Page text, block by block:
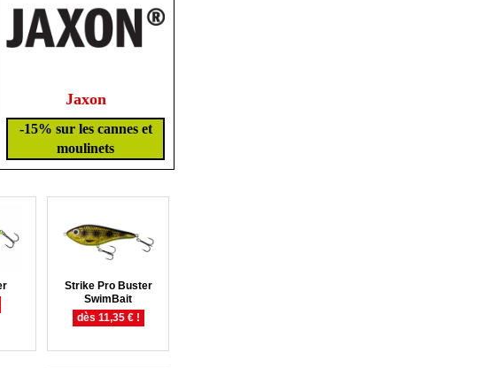
Jaxon
-15% sur les cannes et
moulinets
Strike Pro Buster
SwimBait
dès 11,35 € !